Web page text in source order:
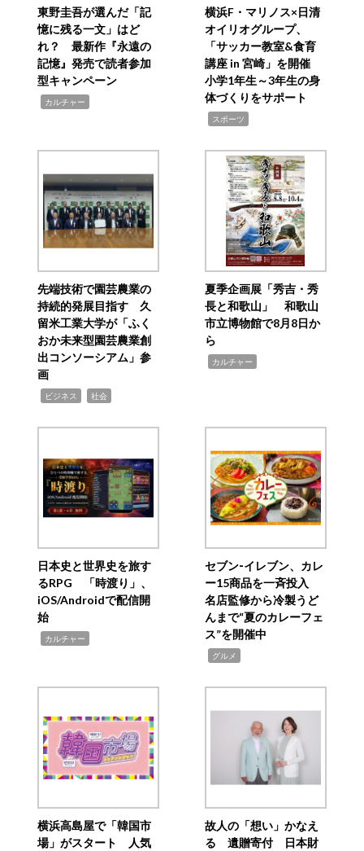
東野圭吾が選んだ「記
憶に残る一文」はど
れ？ 最新作『永遠の
記憶』発売で読者参加
型キャンペーン
カルチャー
横浜F・マリノス×日清
オイリオグループ、
「サッカー教室&食育
講座 in 宮崎」を開催
小学1年生～3年生の身
体づくりをサポート
スポーツ
先端技術で園芸農業の
持続的発展目指す 久
留米工業大学が「ふく
おか未来型園芸農業創
出コンソーシアム」参
画
ビジネス 社会
夏季企画展「秀吉・秀
長と和歌山」 和歌山
市立博物館で8月8日か
ら
カルチャー
日本史と世界史を旅す
るRPG 「時渡り」、
iOS/Androidで配信開
始
カルチャー
セブン‐イレブン、カレ
ー15商品を一斉投入
名店監修から冷製うど
んまで“夏のカレーフェ
ス”を開催中
グルメ
横浜高島屋で「韓国市
場」がスタート 人気
故人の「想い」かなえ
る 遺贈寄付 日本財